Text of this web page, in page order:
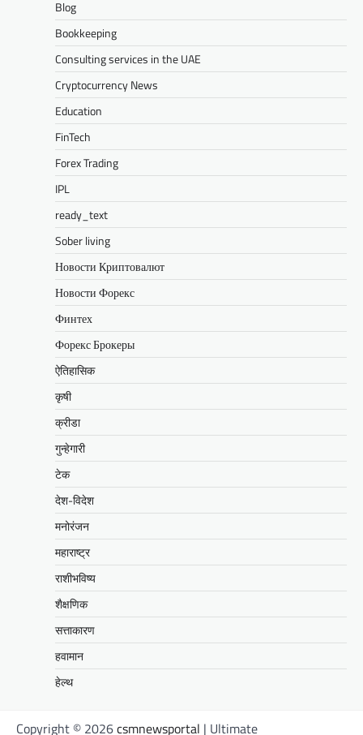
Blog
Bookkeeping
Consulting services in the UAE
Cryptocurrency News
Education
FinTech
Forex Trading
IPL
ready_text
Sober living
Новости Криптовалют
Новости Форекс
Финтех
Форекс Брокеры
ऐतिहासिक
कृषी
क्रीडा
गुन्हेगारी
टेक
देश-विदेश
मनोरंजन
महाराष्ट्र
राशीभविष्य
शैक्षणिक
सत्ताकारण
हवामान
हेल्थ
Copyright © 2026csmnewsportal | Ultimate